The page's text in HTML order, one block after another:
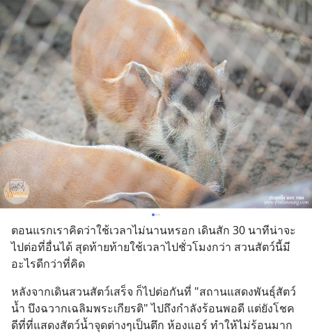
ตอนแรกเราคิดว่าใช้เวลาไม่นานหรอก เดินสัก 30 นาทีน่าจะ
ไปต่อที่อื่นได้ สุดท้ายท้ายใช้เวลาไปชั่วโมงกว่า สวนสัตว์นี้มี
อะไรดีกว่าที่คิด
หลังจากเดินสวนสัตว์เสร็จ ก็ไปต่อกันที่ "สถานแสดงพันธุ์สัตว์
น้ำ บึงฉวากเฉลิมพระเกียรติ" ไปถึงกำลังร้อนพอดี แต่ยังโชค
ดีที่ที่แสดงสัตว์น้ำจุดต่างๆเป็นตึก ห้องแอร์ ทำให้ไม่ร้อนมาก